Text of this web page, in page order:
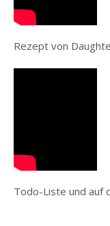
Rezept von
Todo-Liste und auf